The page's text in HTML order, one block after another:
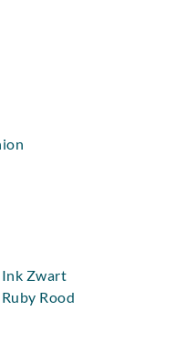
Ink Zwart
Rood